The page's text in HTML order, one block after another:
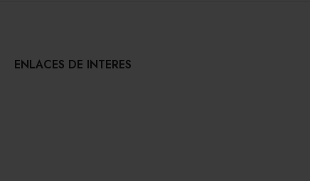
ENLACES DE INTERES